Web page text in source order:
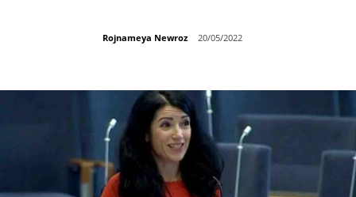
Rojnameya Newroz 20/05/2022